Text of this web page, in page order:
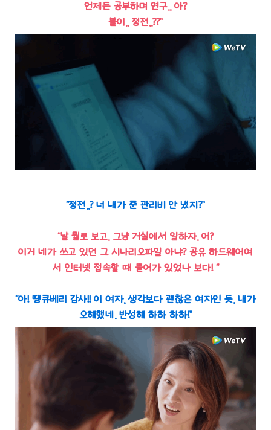
언제든 공부하며 연구.. 아?
불이.. 정전..??”
“정전..? 너 내가 준 관리비 안 냈지?”
“날 뭘로 보고. 그냥 거실에서 일하자. 어?
이거 네가 쓰고 있던 그 시나리오파일 아냐? 공유 하드웨어여
서 인터넷 접속할 때 들어가 있었나 보다! “
“아! 땡큐베리 감사!! 이 여자, 생각보다 괜찮은 여자인 듯. 내가
오해했네. 반성해 하하 하하!”